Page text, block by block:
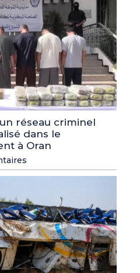
réseau criminel
dans le
à Oran